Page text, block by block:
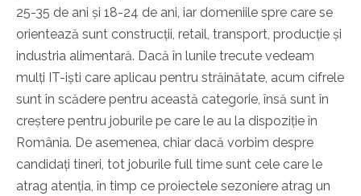
25-35 de ani și 18-24 de ani, iar domeniile spre care se
orientează sunt construcții, retail, transport, producție și
industria alimentară. Dacă în lunile trecute vedeam
mulți IT-iști care aplicau pentru străinătate, acum cifrele
sunt în scădere pentru această categorie, însă sunt în
creștere pentru joburile pe care le au la dispoziție în
România. De asemenea, chiar dacă vorbim despre
candidați tineri, tot joburile full time sunt cele care le
atrag atenția, în timp ce proiectele sezoniere atrag un